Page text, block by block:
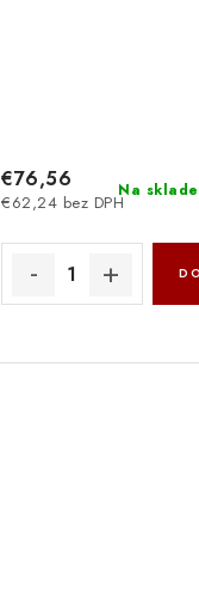
Na sklade
€62,24 bez DPH
€76,56